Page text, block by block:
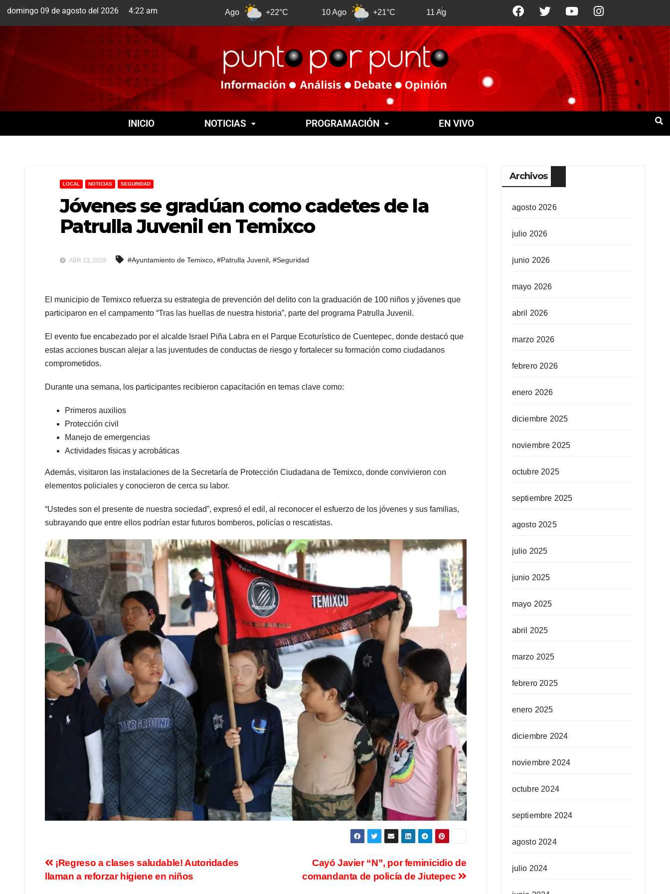
domingo 09 de agosto del 2026 4:22 am
Cuernavaca +22°C 10 Ago +21°C 11 Ago +22°C 12 Ago +22°C 13 Ago
INICIO NOTICIAS PROGRAMACIÓN EN VIVO
LOCAL NOTICIAS SEGURIDAD
Jóvenes se gradúan como cadetes de la
Patrulla Juvenil en Temixco
ABR 13, 2026 #Ayuntamiento de Temixco, #Patrulla Juvenil, #Seguridad
El municipio de Temixco refuerza su estrategia de prevención del delito con la graduación de 100 niños y jóvenes que
participaron en el campamento “Tras las huellas de nuestra historia”, parte del programa Patrulla Juvenil.
El evento fue encabezado por el alcalde Israel Piña Labra en el Parque Ecoturístico de Cuentepec, donde destacó que
estas acciones buscan alejar a las juventudes de conductas de riesgo y fortalecer su formación como ciudadanos
comprometidos.
Durante una semana, los participantes recibieron capacitación en temas clave como:
Primeros auxilios
Protección civil
Manejo de emergencias
Actividades físicas y acrobáticas
Además, visitaron las instalaciones de la Secretaría de Protección Ciudadana de Temixco, donde convivieron con
elementos policiales y conocieron de cerca su labor.
“Ustedes son el presente de nuestra sociedad”, expresó el edil, al reconocer el esfuerzo de los jóvenes y sus familias,
subrayando que entre ellos podrían estar futuros bomberos, policías o rescatistas.
Cayó Javier “N”, por feminicidio de
comandanta de policía de Jiutepec
¡Regreso a clases saludable! Autoridades
llaman a reforzar higiene en niños
Archivos
agosto 2026
julio 2026
junio 2026
mayo 2026
abril 2026
marzo 2026
febrero 2026
enero 2026
diciembre 2025
noviembre 2025
octubre 2025
septiembre 2025
agosto 2025
julio 2025
junio 2025
mayo 2025
abril 2025
marzo 2025
febrero 2025
enero 2025
diciembre 2024
noviembre 2024
octubre 2024
septiembre 2024
agosto 2024
julio 2024